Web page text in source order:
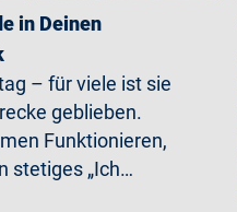
in Deinen
– für viele ist sie
geblieben.
Funktionieren,
stetiges „Ich…